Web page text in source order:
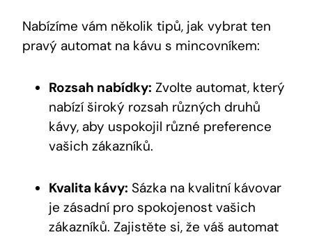
Nabízíme vám několik tipů, jak vybrat ten
pravý automat na kávu s mincovníkem:
Rozsah nabídky: Zvolte automat, který
nabízí široký rozsah různých druhů
kávy, aby uspokojil různé preference
vašich zákazníků.
Kvalita kávy: Sázka na kvalitní kávovar
je zásadní pro spokojenost vašich
zákazníků. Zajistěte si, že váš automat